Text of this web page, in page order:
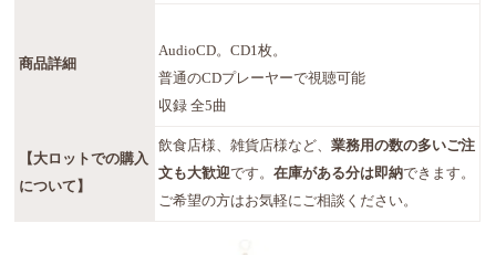
商品詳細
AudioCD。CD1枚。
普通のCDプレーヤーで視聴可能
収録 全5曲
【大ロットでの購入
について】
飲食店様、雑貨店様など、業務用の数の多いご注
文も大歓迎です。在庫がある分は即納できます。
ご希望の方はお気軽にご相談ください。